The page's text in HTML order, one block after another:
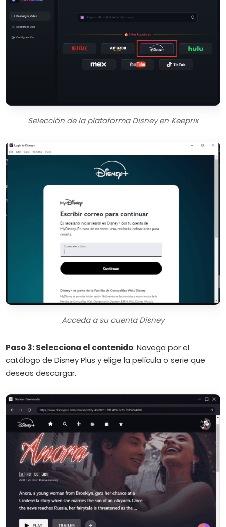
Selección de la plataforma Disney en Keeprix
Acceda a su cuenta Disney
Paso 3: Selecciona el contenido:Navega por el
catálogo de Disney Plus y elige la película o serie que
deseas descargar.